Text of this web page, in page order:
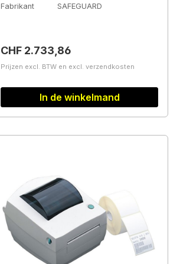
Fabrikant
SAFEGUARD
Normale prijs:
CHF 2.733,86
Prijzen excl. BTW en excl. verzendkosten
In de winkelmand